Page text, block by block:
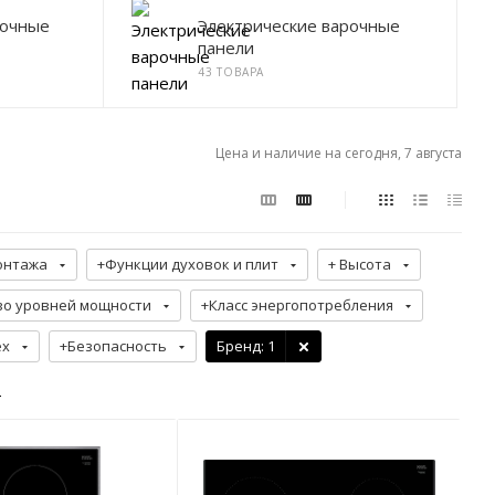
Электрические варочные
панели
43 ТОВАРА
Цена и наличие на сегодня, 7 августа
+Функции духовок и плит + Высота
уровней мощности +Класс энергопотребления
+Безопасность Бренд: 1